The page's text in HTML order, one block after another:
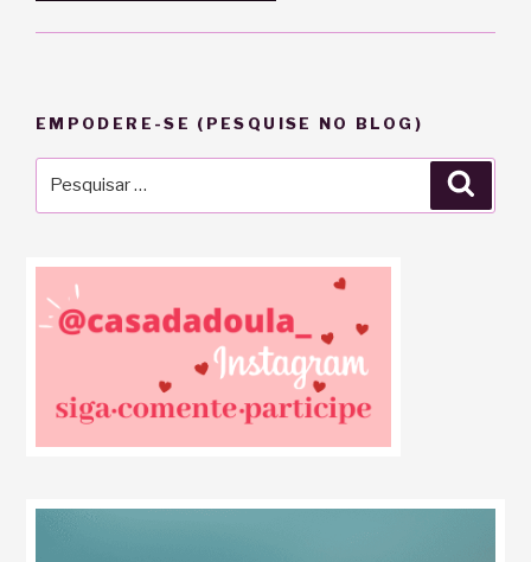
EMPODERE-SE (PESQUISE NO BLOG)